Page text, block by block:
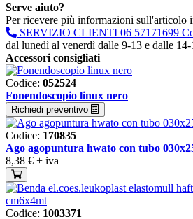
Serve aiuto?
Per ricevere più informazioni sull'articolo
SERVIZIO CLIENTI 06 57171699
dal lunedì al venerdì dalle 9-13 e dalle 14-
Accessori consigliati
Codice: 052524
Fonendoscopio linux nero
Richiedi preventivo
Codice: 170835
Ago agopuntura hwato con tubo
8,38 € + iva
Codice: 1003371